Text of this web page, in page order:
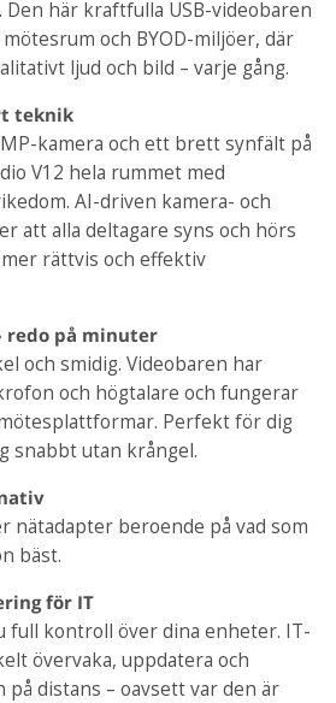
Den här kraftfulla USB-videobaren
och BYOD-miljöer, där
ljud och bild – varje gång.
teknik
kamera och ett brett synfält på
V12 hela rummet med
AI-driven kamera- och
att alla deltagare syns och hörs
rättvis och effektiv
redo på minuter
och smidig. Videobaren har
och högtalare och fungerar
Perfekt för dig
snabbt utan krångel.
nätadapter beroende på vad som
bäst.
för IT
full kontroll över dina enheter. IT-
övervaka, uppdatera och
distans – oavsett var den är